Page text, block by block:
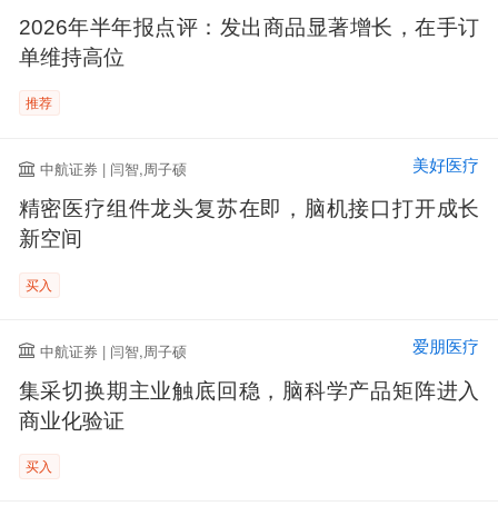
2026年半年报点评：发出商品显著增长，在手订
单维持高位
推荐
中航证券 | 闫智,周子硕 美好医疗
精密医疗组件龙头复苏在即，脑机接口打开成长
新空间
买入
中航证券 | 闫智,周子硕 爱朋医疗
集采切换期主业触底回稳，脑科学产品矩阵进入
商业化验证
买入